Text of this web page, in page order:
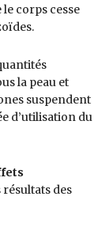
corps cesse
la peau et
suspendent
d’utilisation du
résultats des